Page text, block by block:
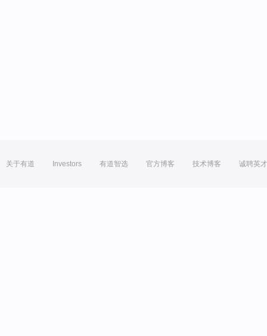
关于有道 Investors 有道智选 官方博客 技术博客 诚聘英才